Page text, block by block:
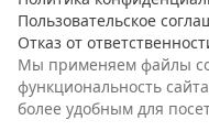
Пользовательское
Отказ от
Мы применяем файлы
функциональность
более удобным для